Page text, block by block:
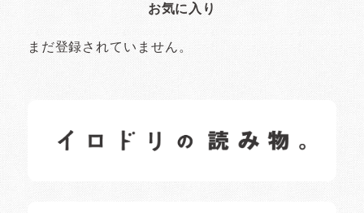
お気に入り
まだ登録されていません。
日常の様子など随時更新中です。